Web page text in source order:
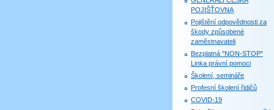
POJIŠŤOVNA
Pojištění odpovědnosti za
škody způsobené
zaměstnavateli
Bezplatná "NON-STOP"
Linka právní pomoci
Školení, semináře
Profesní školení řidičů
COVID-19